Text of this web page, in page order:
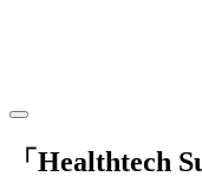
「Healthtech